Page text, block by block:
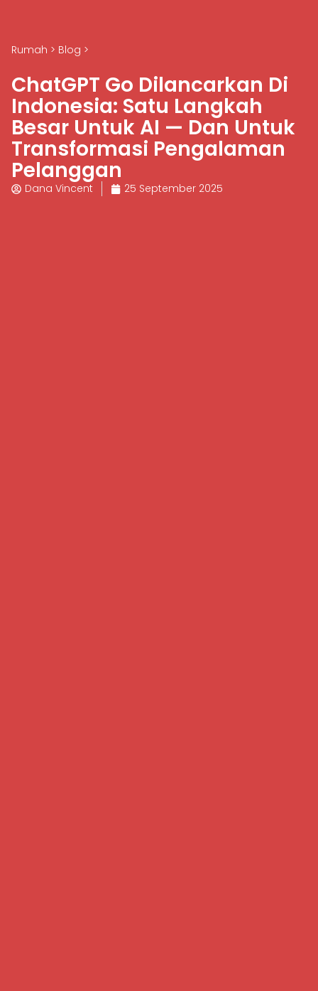
Rumah > Blog >
ChatGPT Go Dilancarkan Di
Indonesia: Satu Langkah
Besar Untuk AI — Dan Untuk
Transformasi Pengalaman
Pelanggan
Dana Vincent 25 September 2025